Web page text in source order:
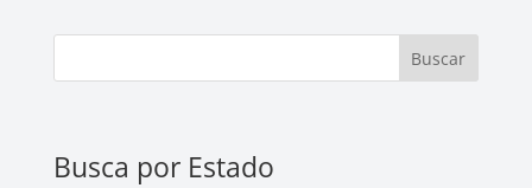
Buscar
Busca por Estado